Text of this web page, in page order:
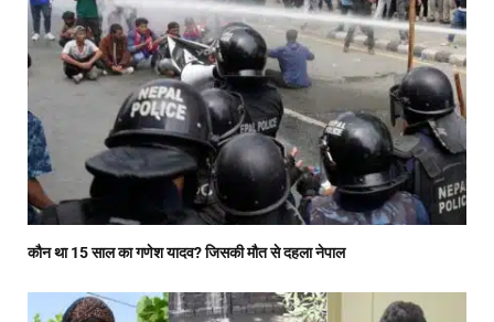
कौन था 15 साल का गणेश यादव? जिसकी मौत से दहला नेपाल